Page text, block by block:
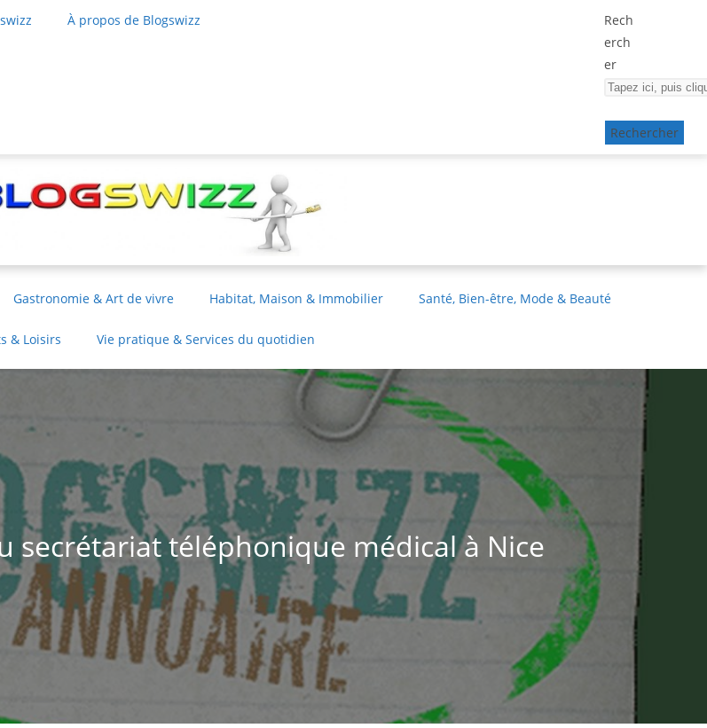
À propos de Blogswizz
Rech
erch
er
Rechercher
Gastronomie & Art de vivre Habitat, Maison & Immobilier Santé, Bien-être, Mode & Beauté
& Loisirs Vie pratique & Services du quotidien
secrétariat téléphonique médical à Nice